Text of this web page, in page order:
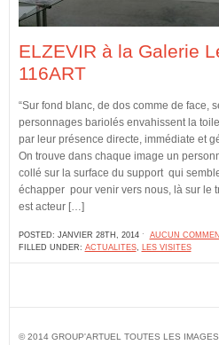
ELZEVIR à la Galerie
116ART
“Sur fond blanc, de dos comme de face,
personnages bariolés envahissent la
par leur présence directe, immédiate et
On trouve dans chaque image un
collé sur la surface du support qui
échapper pour venir vers nous, là sur le
est acteur […]
POSTED: JANVIER 28TH, 2014 ˑ AUCUN
FILLED UNDER: ACTUALITES, LES VISITES
© 2014 GROUP'ARTUEL TOUTES LES